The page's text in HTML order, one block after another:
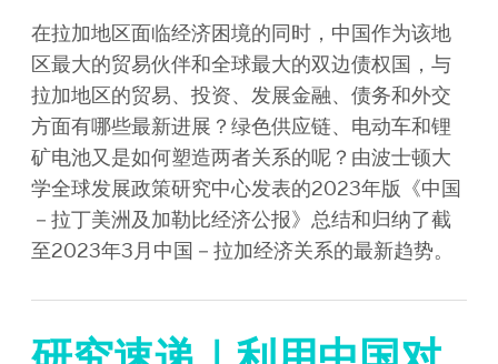
在拉加地区面临经济困境的同时，中国作为该地
区最大的贸易伙伴和全球最大的双边债权国，与
拉加地区的贸易、投资、发展金融、债务和外交
方面有哪些最新进展？绿色供应链、电动车和锂
矿电池又是如何塑造两者关系的呢？由波士顿大
学全球发展政策研究中心发表的2023年版《中国
－拉丁美洲及加勒比经济公报》总结和归纳了截
至2023年3月中国－拉加经济关系的最新趋势。